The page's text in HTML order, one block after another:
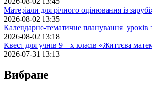
Матеріали для річного оцінювання із
2026-08-02 13:35
Календарно-тематичне планування уроків
2026-08-02 13:18
Квест для учнів 9 – х класів «Життєва
2026-07-31 13:13
Вибране